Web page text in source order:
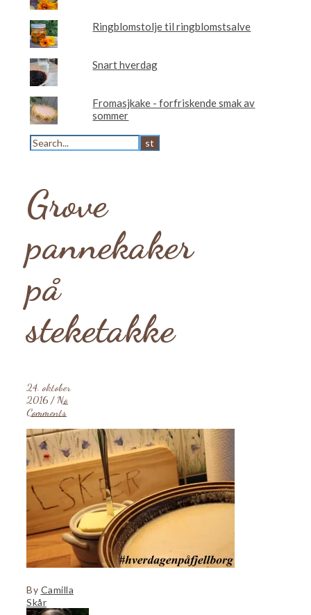
Ringblomstolje til ringblomstsalve
Snart hverdag
Fromasjkake - forfriskende smak av
sommer
Grove
pannekaker
på
steketakke
24. oktober
2016 / No
Comments
By Camilla
Skår